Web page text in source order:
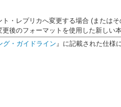
ト・レプリカへ変更する場合 (または
後のフォーマットを使用した新しい
グ・ガイドライン』に記載された仕様